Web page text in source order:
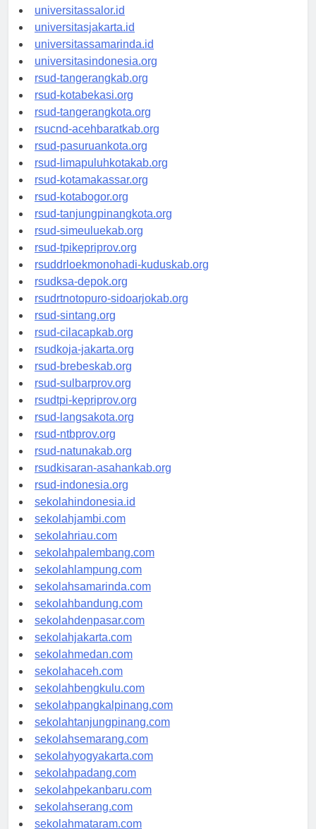
universitaswalesi.id
universitassalor.id
universitasjakarta.id
universitassamarinda.id
universitasindonesia.org
rsud-tangerangkab.org
rsud-kotabekasi.org
rsud-tangerangkota.org
rsucnd-acehbaratkab.org
rsud-pasuruankota.org
rsud-limapuluhkotakab.org
rsud-kotamakassar.org
rsud-kotabogor.org
rsud-tanjungpinangkota.org
rsud-simeuluekab.org
rsud-tpikepriprov.org
rsuddrloekmonohadi-kuduskab.org
rsudksa-depok.org
rsudrtnotopuro-sidoarjokab.org
rsud-sintang.org
rsud-cilacapkab.org
rsudkoja-jakarta.org
rsud-brebeskab.org
rsud-sulbarprov.org
rsudtpi-kepriprov.org
rsud-langsakota.org
rsud-ntbprov.org
rsud-natunakab.org
rsudkisaran-asahankab.org
rsud-indonesia.org
sekolahindonesia.id
sekolahjambi.com
sekolahriau.com
sekolahpalembang.com
sekolahlampung.com
sekolahsamarinda.com
sekolahbandung.com
sekolahdenpasar.com
sekolahjakarta.com
sekolahmedan.com
sekolahaceh.com
sekolahbengkulu.com
sekolahpangkalpinang.com
sekolahtanjungpinang.com
sekolahsemarang.com
sekolahyogyakarta.com
sekolahpadang.com
sekolahpekanbaru.com
sekolahserang.com